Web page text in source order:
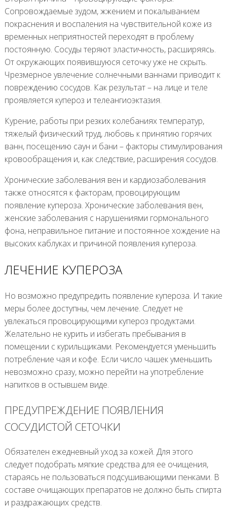
Сопровождаемые зудом, жжением и покалыванием
покраснения и воспаления на чувствительной коже из
временных неприятностей переходят в проблему
постоянную. Сосуды теряют эластичность, расширяясь.
От окружающих появившуюся сеточку уже не скрыть.
Чрезмерное увлечение солнечными ваннами приводит к
повреждению сосудов. Как результат – на лице и теле
проявляется купероз и телеангиоэктазия.
Курение, работы при резких колебаниях температур,
тяжелый физический труд, любовь к принятию горячих
ванн, посещению саун и бани – факторы стимулирования
кровообращения и, как следствие, расширения сосудов.
Хронические заболевания вен и кардиозаболевания
также относятся к факторам, провоцирующим
появление купероза. Хронические заболевания вен,
женские заболевания с нарушениями гормонального
фона, неправильное питание и постоянное хождение на
высоких каблуках и причиной появления купероза.
ЛЕЧЕНИЕ КУПЕРОЗА
Но возможно предупредить появление купероза. И такие
меры более доступны, чем лечение. Следует не
увлекаться провоцирующими купероз продуктами.
Желательно не курить и избегать пребывания в
помещении с курильщиками. Рекомендуется уменьшить
потребление чая и кофе. Если число чашек уменьшить
невозможно сразу, можно перейти на употребление
напитков в остывшем виде.
ПРЕДУПРЕЖДЕНИЕ ПОЯВЛЕНИЯ
СОСУДИСТОЙ СЕТОЧКИ
Обязателен ежедневный уход за кожей. Для этого
следует подобрать мягкие средства для ее очищения,
стараясь не пользоваться подсушивающими пенками. В
составе очищающих препаратов не должно быть спирта
и раздражающих средств.